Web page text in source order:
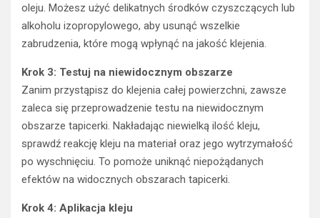
oleju. Możesz użyć delikatnych środków czyszczących lub
alkoholu izopropylowego, aby usunąć wszelkie
zabrudzenia, które mogą wpłynąć na jakość klejenia.
Krok 3: Testuj na niewidocznym obszarze
Zanim przystąpisz do klejenia całej powierzchni, zawsze
zaleca się przeprowadzenie testu na niewidocznym
obszarze tapicerki. Nakładając niewielką ilość kleju,
sprawdź reakcję kleju na materiał oraz jego wytrzymałość
po wyschnięciu. To pomoże uniknąć niepożądanych
efektów na widocznych obszarach tapicerki.
Krok 4: Aplikacja kleju